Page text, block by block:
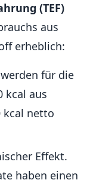
(TEF)
aus
erheblich:
für die
kcal aus
kcal netto
Effekt.
haben einen